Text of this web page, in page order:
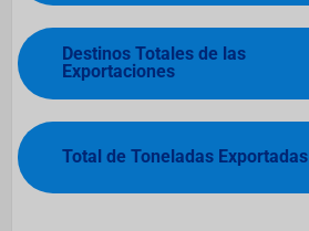
Destinos Totales de las
Exportaciones
Total de Toneladas Exportadas